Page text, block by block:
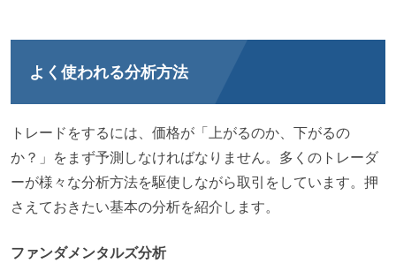
よく使われる分析方法
トレードをするには、価格が「上がるのか、下がるの
か？」をまず予測しなければなりません。多くのトレーダ
ーが様々な分析方法を駆使しながら取引をしています。押
さえておきたい基本の分析を紹介します。
ファンダメンタルズ分析